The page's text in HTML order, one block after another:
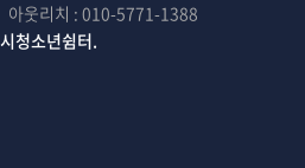
아웃리치 : 010-5771-1388
청소년쉼터.